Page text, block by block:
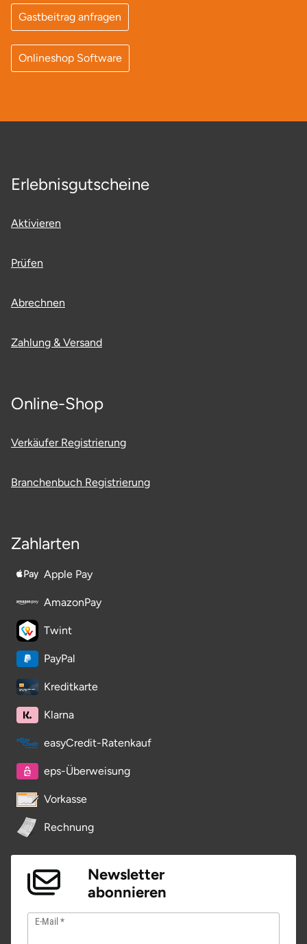
Gastbeitrag anfragen
Onlineshop Software
Erlebnisgutscheine
Aktivieren
Prüfen
Abrechnen
Zahlung & Versand
Online-Shop
Verkäufer Registrierung
Branchenbuch Registrierung
Zahlarten
Apple Pay
AmazonPay
Twint
PayPal
Kreditkarte
Klarna
easyCredit-Ratenkauf
eps-Überweisung
Vorkasse
Rechnung
Newsletter
abonnieren
E-Mail
Neumünster
Nidda
Osnabrück
Ostholstein
Oy-Mittelberg
Passau
Pforzheim
Pirna
Potsdam
Potsdam-Mittelmark
Prignitz
Regensburg
Rheine
Rodgau
Rottweil